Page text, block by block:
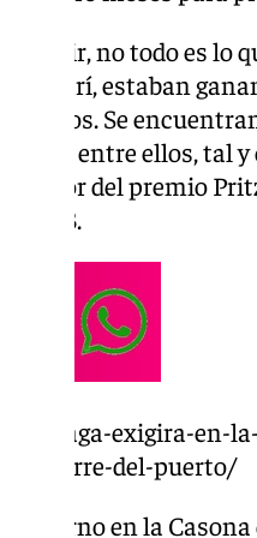
decir, no todo es lo
catarí, estaban
Se
nivel, entre ellos, tal
ganador del premio
2023.
malaga-exigira-en-
la-torre-del-puerto/
gobierno en la